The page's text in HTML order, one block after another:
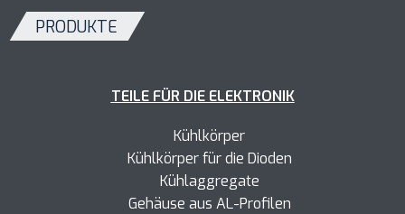
PRODUKTE
TEILE FÜR DIE ELEKTRONIK
Kühlkörper
Kühlkörperfür die Dioden
Kühlaggregate
Gehäuse aus AL-Profilen